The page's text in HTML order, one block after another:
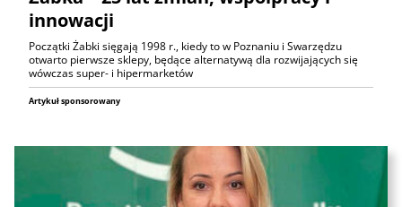
innowacji
Początki Żabki sięgają 1998 r., kiedy to w Poznaniu i Swarzędzu
otwarto pierwsze sklepy, będące alternatywą dla rozwijających się
wówczas super- i hipermarketów
Artykuł sponsorowany